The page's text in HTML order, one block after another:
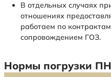
В отдельных случаях
отношениях
работаем по
сопровождением ГОЗ.
Нормы погрузки